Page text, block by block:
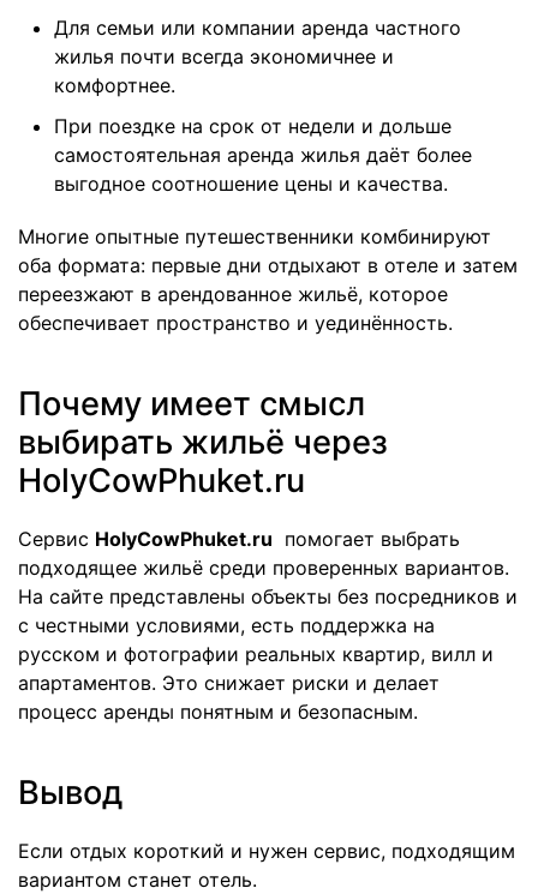
Для семьи или компании аренда частного
жилья почти всегда экономичнее и
комфортнее.
При поездке на срок от недели и дольше
самостоятельная аренда жилья даёт более
выгодное соотношение цены и качества.
Многие опытные путешественники комбинируют
оба формата: первые дни отдыхают в отеле и затем
переезжают в арендованное жильё, которое
обеспечивает пространство и уединённость.
Почему имеет смысл
выбирать жильё через
HolyCowPhuket.ru
Сервис HolyCowPhuket.ru помогает выбрать
подходящее жильё среди проверенных вариантов.
На сайте представлены объекты без посредников и
с честными условиями, есть поддержка на
русском и фотографии реальных квартир, вилл и
апартаментов. Это снижает риски и делает
процесс аренды понятным и безопасным.
Вывод
Если отдых короткий и нужен сервис, подходящим
вариантом станет отель.